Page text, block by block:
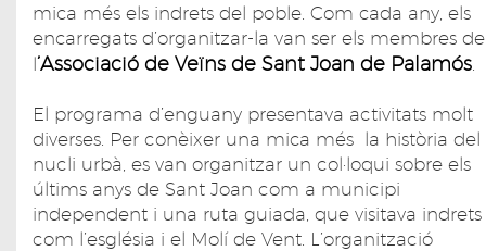
mica més els indrets del poble. Com cada any, els
encarregats d’organitzar-la van ser els membres de
l’Associació de Veïns de Sant Joan de Palamós
El programa d’enguany presentava activitats molt
diverses. Per conèixer una mica més la història del
nucli urbà, es van organitzar un col·loqui sobre els
últims anys de Sant Joan com a municipi
independent i una ruta guiada, que visitava indrets
com l’església i el Molí de Vent. L’organització